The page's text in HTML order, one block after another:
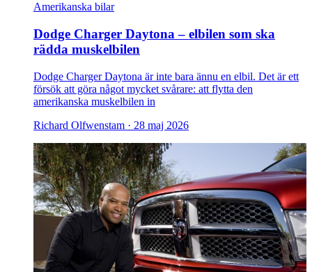
Amerikanska bilar
Dodge Charger Daytona – elbilen som ska
rädda muskelbilen
Dodge Charger Daytona är inte bara ännu en elbil. Det är ett
försök att göra något mycket svårare: att flytta den
amerikanska muskelbilen in
Richard Olfwenstam · 28 maj 2026